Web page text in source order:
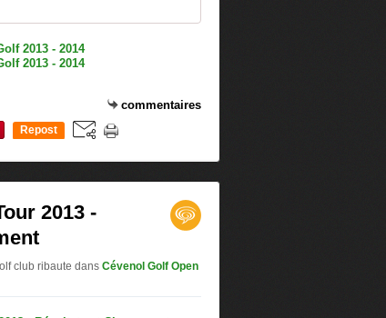
commentaires
Repost
2013 -
club ribaute dans Cévenol Golf Open